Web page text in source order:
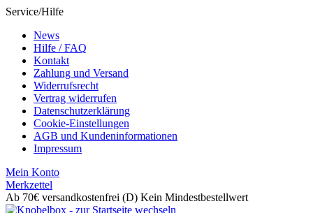
Service/Hilfe
News
Hilfe / FAQ
Kontakt
Zahlung und Versand
Widerrufsrecht
Vertrag widerrufen
Datenschutzerklärung
Cookie-Einstellungen
AGB und Kundeninformationen
Impressum
Mein Konto
Merkzettel
Ab 70€ versandkostenfrei (D) Kein Mindestbestellwert